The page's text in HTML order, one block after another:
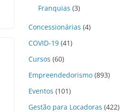
Franquias (3)
Concessionárias (4)
COVID-19 (41)
Cursos (60)
Empreendedorismo (893)
Eventos (101)
Gestão para Locadoras (422)